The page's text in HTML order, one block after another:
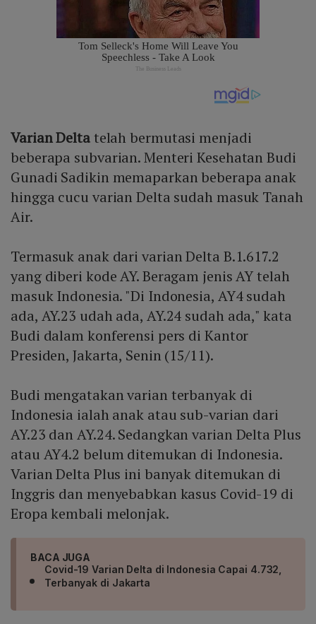
Varian Deltatelah bermutasi menjadi
beberapa subvarian. Menteri Kesehatan Budi
Gunadi Sadikin memaparkan beberapa anak
hingga cucu varian Delta sudah masuk Tanah
Air.
Termasuk anak dari varian Delta B.1.617.2
yang diberi kode AY. Beragam jenis AY telah
masuk Indonesia. "Di Indonesia, AY4 sudah
ada, AY.23 udah ada, AY.24 sudah ada," kata
Budi dalam konferensi pers di Kantor
Presiden, Jakarta, Senin (15/11).
Budi mengatakan varian terbanyak di
Indonesia ialah anak atau sub-varian dari
AY.23 dan AY.24. Sedangkan varian Delta Plus
atau AY4.2 belum ditemukan di Indonesia.
Varian Delta Plus ini banyak ditemukan di
Inggris dan menyebabkan kasus Covid-19 di
Eropa kembali melonjak.
BACA JUGA
Covid-19 Varian Delta di Indonesia Capai 4.732,
Terbanyak di Jakarta